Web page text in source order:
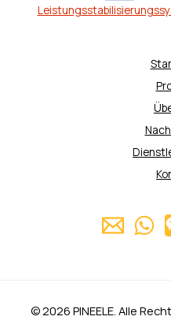
© 2026 PINEELE. Alle